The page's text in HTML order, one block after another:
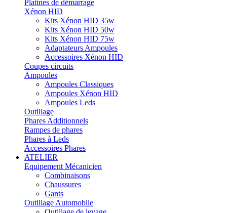
Platines de démarrage
Xénon HID
Kits Xénon HID 35w
Kits Xénon HID 50w
Kits Xénon HID 75w
Adaptateurs Ampoules
Accessoires Xénon HID
Coupes circuits
Ampoules
Ampoules Classiques
Ampoules Xénon HID
Ampoules Leds
Outillage
Phares Additionnels
Rampes de phares
Phares à Leds
Accessoires Phares
ATELIER
Equipement Mécanicien
Combinaisons
Chaussures
Gants
Outillage Automobile